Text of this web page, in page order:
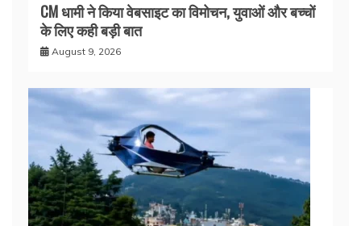
CM धामी ने किया वेबसाइट का विमोचन, युवाओं और बच्चों
के लिए कही बड़ी बात
August 9, 2026